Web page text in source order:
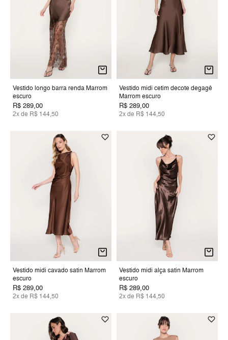
Vestido longo barra renda Marrom
escuro
R$ 289,00
2x de R$ 144,50
Vestido midi cetim decote degagê
Marrom escuro
R$ 289,00
2x de R$ 144,50
Vestido midi cavado satin Marrom
escuro
R$ 289,00
2x de R$ 144,50
Vestido midi alça satin Marrom
escuro
R$ 289,00
2x de R$ 144,50